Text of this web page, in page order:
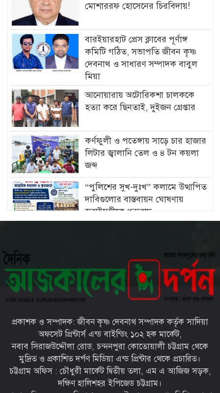
মোশাররফ হোসেনের চিরবিদায়!
বারইয়ারহাট প্রেস ক্লাবের পূর্ণাঙ্গ
কমিটি গঠিত, সভাপতি জীবন কৃষ্ণ
দেবনাথ ও সাধারণ সম্পাদক বাবুল
মিয়া
আনোয়ারায় অটোরিকশা চালককে
হত্যা করে ছিনতাই, দুইজন গ্রেপ্তার
কর্ণফুলী ও পতেঙ্গায় সাড়ে চার হাজার
লিটার জ্বালানি তেল ও ৪ টন কয়লা
জব্দ
“পুলিশের সুখ-দুঃখ” কলামে উত্থাপিত
দাবিগুলোর বাস্তবায়ন ঘোষণায়
স্বরাষ্ট্রমন্ত্রীকে ধন্যবাদ
কন্যার বিবাহোত্তর অনুষ্ঠান সম্পন্ন
চট্টগ্রামের ইপিজেডে প্রকাশ্যে খোলা
বাজারে বিক্রি হচ্ছে মৃত দুর্গন্ধযুক্ত পচাঁ
মুরগি—প্রশাসনের নজরদারি জরুরী
চট্টগ্রামের মীরসরাইয়ে সড়ক দুর্ঘটনায়
দু’পা হারালো সাংবাদিক আবদুল
মান্নান রানা
সারা দেশে বৃক্ষরোপণ কর্মসূচি
জোরদারের নির্দেশ প্রধানমন্ত্রীর
প্রকাশক ও সম্পাদক: জীবন কৃষ্ণ দেবনাথ সম্পাদক কর্তৃক সাদিয়া
অফসেট প্রিন্টার্স এন্ড বাইন্ডিং ১০২ হক মার্কেট,
নবাব সিরাজউদ্দৌলা রোড, চন্দনপুরা কোতোয়ালী চট্টগ্রাম থেকে
মুদ্রিত ও প্রকাশিত দর্পণ মিডিয়া এন্ড প্রিন্টার থেকে প্রচারিত।
চট্টগ্রাম অফিস : চৌধুরী মার্কেট দ্বিতীয় তলা, এম এ আজিজ সড়ক,
দক্ষিণ হালিশহর ইপিজেড চট্টগ্রাম।